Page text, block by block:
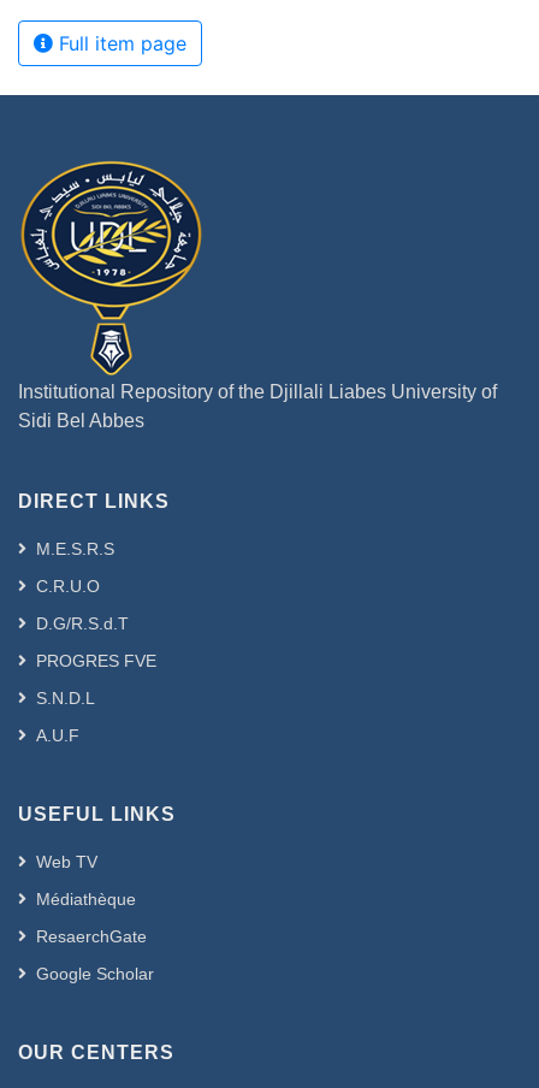
Full item page
Institutional Repository of the Djillali Liabes University of
Sidi Bel Abbes
DIRECT LINKS
M.E.S.R.S
C.R.U.O
D.G/R.S.d.T
PROGRES FVE
S.N.D.L
A.U.F
USEFUL LINKS
Web TV
Médiathèque
ResaerchGate
Google Scholar
OUR CENTERS